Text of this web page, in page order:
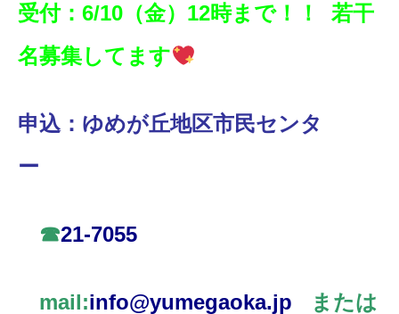
受付：6/10（金）12時まで！！ 若干
名募集してます
申込：ゆめが丘地区市民センタ
ー
☎21-7055
mail:info@yumegaoka.jp
または